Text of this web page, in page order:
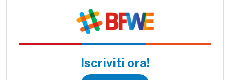
Iscriviti ora!